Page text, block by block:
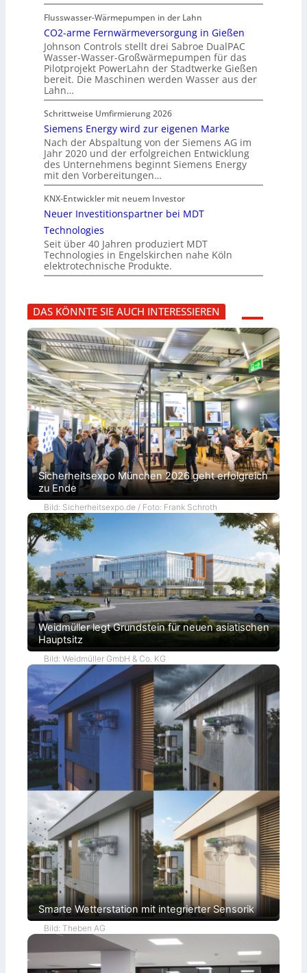
Flusswasser-Wärmepumpen in der Lahn
CO2-arme Fernwärmeversorgung in Gießen
Johnson Controls stellt drei Sabroe DualPAC
Wasser-Wasser-Großwärmepumpen für das
Pilotprojekt PowerLahn der Stadtwerke Gießen
bereit. Die Maschinen werden Wasser aus der
Lahn…
Schrittweise Umfirmierung 2026
Siemens Energy wird zur eigenen Marke
Nach der Abspaltung von der Siemens AG im
Jahr 2020 und der erfolgreichen Entwicklung
des Unternehmens beginnt Siemens Energy
mit den Vorbereitungen…
KNX-Entwickler mit neuem Investor
Neuer Investitionspartner bei MDT
Technologies
Seit über 40 Jahren produziert MDT
Technologies in Engelskirchen nahe Köln
elektrotechnische Produkte.
DAS KÖNNTE SIE AUCH INTERESSIEREN
Sicherheitsexpo München 2026 geht erfolgreich
zu Ende
Bild: Sicherheitsexpo.de / Foto: Frank Schroth
Weidmüller legt Grundstein für neuen asiatischen
Hauptsitz
Bild: Weidmüller GmbH & Co. KG
Smarte Wetterstation mit integrierter Sensorik
Bild: Theben AG